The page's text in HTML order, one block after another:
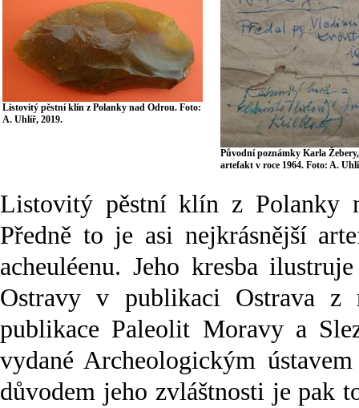
Listovitý pěstní klín z Polanky nad Odrou. Foto:
A. Uhlíř, 2019.
Původní poznámky Karla
artefakt v roce 1964. Foto: A.
Listovitý pěstní klín z Polanky
Předně to je asi nejkrásnější
acheuléenu. Jeho kresba
Ostravy v publikaci Ostrava
publikace Paleolit Moravy a
vydané Archeologickým
důvodem jeho zvláštnosti je pak